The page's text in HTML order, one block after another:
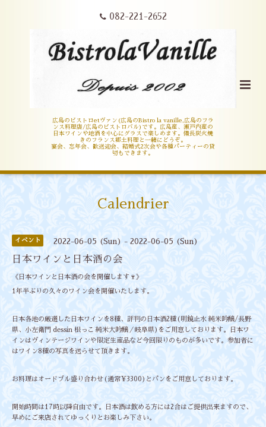
082-221-2652
広島のビストロetヴァン(広島のBistro la vanille,広島のフラ
ンス料理店/広島のビストロバル)です。広島産、瀬戸内産の
日本ワインや地酒を中心にグラスで楽しめます。備長炭火焼
きのフランス郷土料理と一緒にどうぞ。
宴会、忘年会、歓送迎会、結婚式2次会や各種パーティーの貸
切もできます。
Calendrier
イベント 2022-06-05 (Sun) - 2022-06-05 (Sun)
日本ワインと日本酒の会
《日本ワインと日本酒の会を開催します🍷》
1年半ぶりの久々のワイン会を開催いたします。
日本各地の厳選した日本ワインを8種、評判の日本酒2種(明鏡止水 純米吟醸/長野
県、小左衛門 dessin 根っこ 純米大吟醸／岐阜県)をご用意しております。日本ワ
インはヴィンテージワインや限定生産品など今回限りのものが多いです。参加者に
はワイン8種の写真を送らせて頂きます。
お料理はオードブル盛り合わせ(通常¥3300)とパンをご用意しております。
開始時間は17時以降自由です。日本酒は飲める方には2合はご提供出来ますので、
早めにご来店されてゆっくりとお楽しみ下さい。